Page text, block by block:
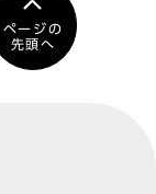
ページの
先頭へ